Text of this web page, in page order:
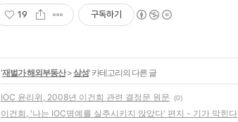
19 구독하기
'재벌가 해외부동산>삼성' 카테고리의 다른 글
IOC 윤리위, 2008년 이건희 관련 결정문 원문 (0)
이건희, '나는 IOC명예를 실추시키지 않았다' 편지 - 기가 막힌다